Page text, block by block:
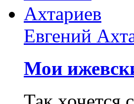
Евгений
Мои